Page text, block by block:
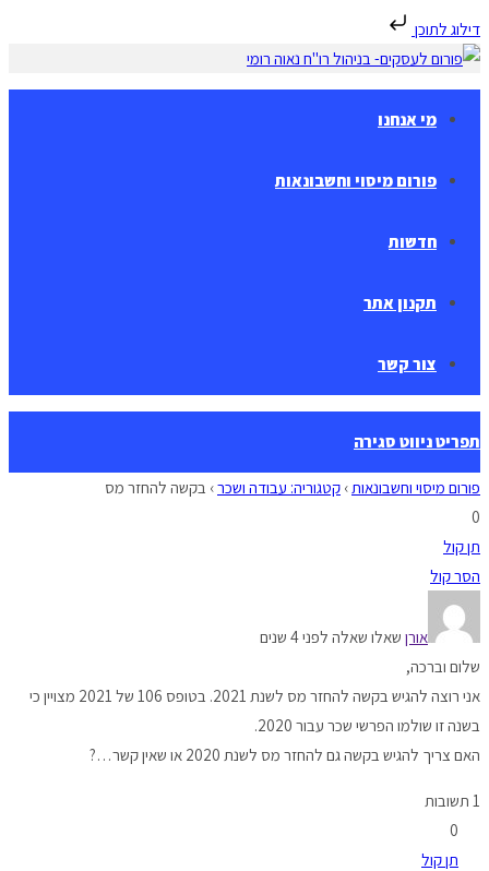
דילוג לתוכן
Skip
to
contentמי אנחנו
פורום מיסוי וחשבונאות
חדשות
תקנון אתר
צור קשר
תפריט ניווט סגירה
פורום מיסוי וחשבונאות› קטגוריה: עבודה ושכר› בקשה להחזר מס
0
תן קול
הסר קול
אורן שאלו שאלה לפני 4 שנים
שלום וברכה,
אני רוצה להגיש בקשה להחזר מס לשנת 2021. בטופס 106 של 2021 מצויין כי
בשנה זו שולמו הפרשי שכר עבור 2020.
האם צריך להגיש בקשה גם להחזר מס לשנת 2020 או שאין קשר…?
1 תשובות
0
תן קול